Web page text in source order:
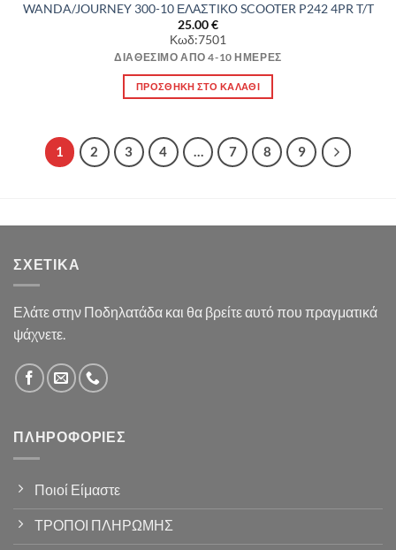
WANDA/JOURNEY 300-10 ΕΛΑΣΤΙΚΟ SCOOTER P242 4PR T/T
25.00€
Κωδ:7501
ΔΙΑΘΈΣΙΜΟ ΑΠΌ 4-10 ΗΜΈΡΕΣ
ΠΡΟΣΘΉΚΗ ΣΤΟ ΚΑΛΆΘΙ
1 2 3 4 … 7 8 9
ΣΧΕΤΙΚΆ
Ελάτε στην Ποδηλατάδα και θα βρείτε αυτό που πραγματικά
ψάχνετε.
ΠΛΗΡΟΦΟΡΊΕΣ
Ποιοί Είμαστε
ΤΡΟΠΟΙ ΠΛΗΡΩΜΗΣ